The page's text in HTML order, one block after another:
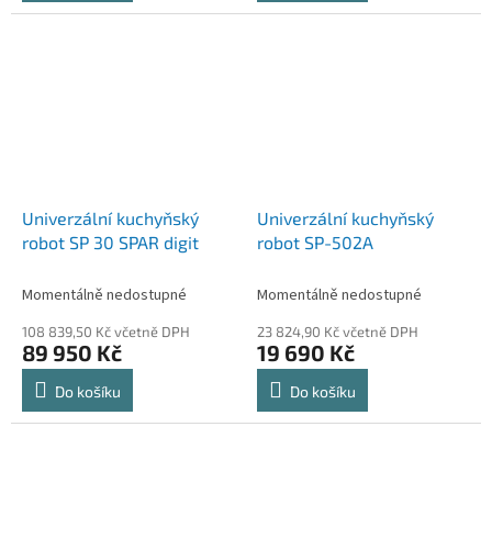
Univerzální kuchyňský
robot SP 30 SPAR digit
Momentálně nedostupné
108 839,50 Kč včetně DPH
89 950 Kč
Do košíku
Univerzální kuchyňský
robot SP-502A
Momentálně nedostupné
23 824,90 Kč včetně DPH
19 690 Kč
Do košíku